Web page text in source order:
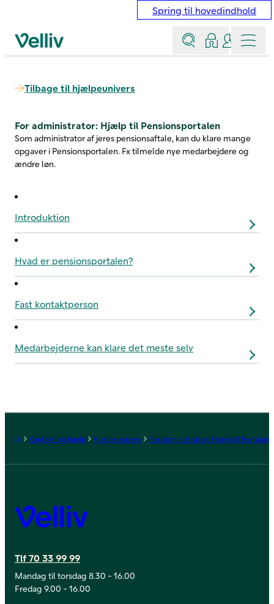
Spring til hovedindhold
Velliv startside
Søg Log indKontakt
Menu
Tilbage til hjælpeunivers
For administrator: Hjælp til Pensionsportalen
Som administrator af jeres pensionsaftale, kan du klare mange
opgaver i Pensionsportalen. Fx tilmelde nye medarbejdere og
ændre løn.
Introduktion
Hvad er pensionsportalen?
Fast kontaktperson
Medarbejderne kan klare det meste selv
Forside
Kontakt og hjælp Hjælpeunivers For administrator: Hjælp til
Velliv
Tlf 70 33 99 99
Mandag til torsdag 8.30 - 16.00
Fredag 9.00 - 16.00